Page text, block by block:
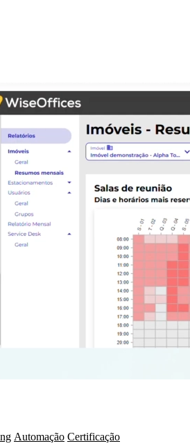
Automação Certificação